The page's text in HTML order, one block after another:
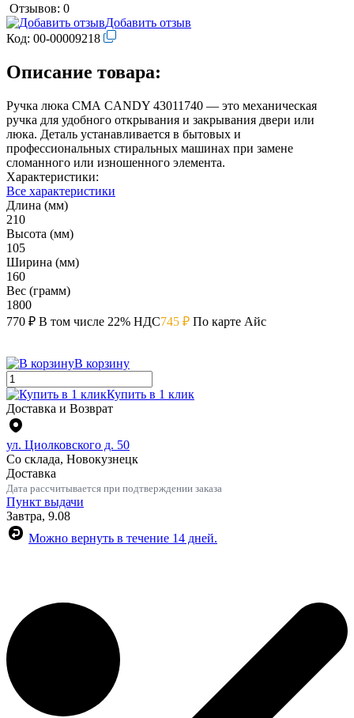
Отзывов: 0
Добавить отзыв
Код: 00-00009218
Описание товара:
Ручка люка СМА CANDY 43011740 — это механическая
ручка для удобного открывания и закрывания двери или
люка. Деталь устанавливается в бытовых и
профессиональных стиральных машинах при замене
сломанного или изношенного элемента.
Характеристики:
Все характеристики
Длина (мм)
210
Высота (мм)
105
Ширина (мм)
160
Вес (грамм)
1800
770 ₽ В том числе 22% НДС745 ₽ По карте Айс
В корзину
Купить в 1 клик
Доставка и Возврат
ул. Циолковского д. 50
Со склада, Новокузнецк
Доставка
Дата рассчитывается при подтверждении заказа
Пункт выдачи
Завтра, 9.08
Можно вернуть в течение 14 дней.